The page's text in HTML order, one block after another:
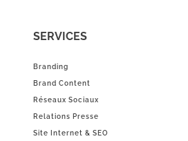
SERVICES
Branding
Brand Content
Réseaux Sociaux
Relations Presse
Site Internet & SEO